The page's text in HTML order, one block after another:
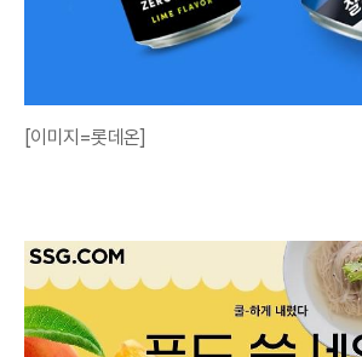
[이미지=롯데온]